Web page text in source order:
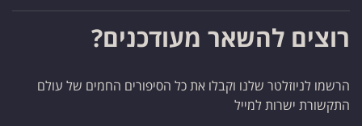
רוצים להשאר מעודכנים?
הרשמו לניוזלטר שלנו וקבלו את כל הסיפורים החמים של עולם
התקשורת ישרות למייל